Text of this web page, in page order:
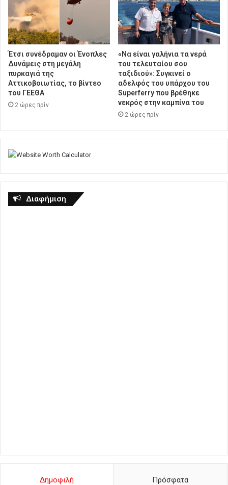
Έτσι συνέδραμαν οι Ένοπλες
Δυνάμεις στη μεγάλη
πυρκαγιά της
Αττικοβοιωτίας, το βίντεο
του ΓΕΕΘΑ
2 ώρες πρίν
«Να είναι γαλήνια τα νερά
του τελευταίου σου
ταξιδιού»: Συγκινεί ο
αδελφός του υπάρχου του
Superferry που βρέθηκε
νεκρός στην καμπίνα του
2 ώρες πρίν
Διαφήμιση
Δημοφιλή Πρόσφατα